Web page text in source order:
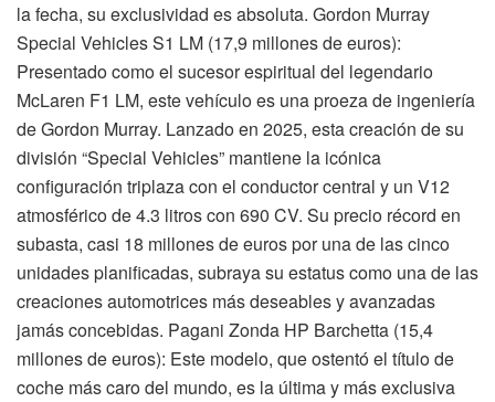
la fecha, su exclusividad es absoluta. Gordon Murray
Special Vehicles S1 LM (17,9 millones de euros):
Presentado como el sucesor espiritual del legendario
McLaren F1 LM, este vehículo es una proeza de ingeniería
de Gordon Murray. Lanzado en 2025, esta creación de su
división “Special Vehicles” mantiene la icónica
configuración triplaza con el conductor central y un V12
atmosférico de 4.3 litros con 690 CV. Su precio récord en
subasta, casi 18 millones de euros por una de las cinco
unidades planificadas, subraya su estatus como una de las
creaciones automotrices más deseables y avanzadas
jamás concebidas. Pagani Zonda HP Barchetta (15,4
millones de euros): Este modelo, que ostentó el título de
coche más caro del mundo, es la última y más exclusiva